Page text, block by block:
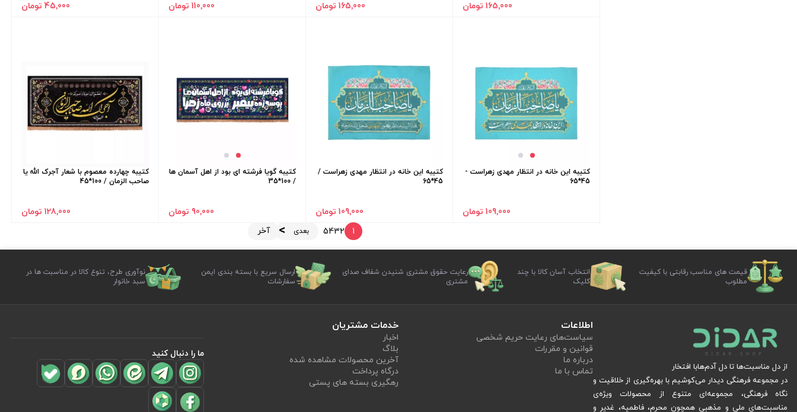
165٬000 تومان 165٬000 تومان 110٬000 تومان 45٬000 تومان
کتیبه این خانه در انتظار مهدی زهراست -
45*65
109٬000 تومان
کتیبه این خانه در انتظار مهدی زهراست /
45*65
109٬000 تومان
کتیبه گویا فرشته ای بود از اهل آسمان ها
/ 100*35
90٬000 تومان
کتیبه چهارده معصوم با شعار آجرک الله یا
صاحب الزمان / 100*45
128٬000 تومان
1
2
3
4
5 بعدی آخر
قیمت های مناسب رقابتی با کیفیت
مطلوب
انتخاب آسان کالا با چند
کلیک
رعایت حقوق مشتری شنیدن شفاف صدای
مشتری
ارسال سریع با بسته بندی ایمن
سفارشات
نوآوری طرح، تنوع کالا در مناسبت ها در
سبد خانوار
از دل مناسبت‌ها تا دل آدم‌هابا افتخار
در مجموعه فرهنگی دیدار می‌کوشیم با بهره‌گیری از خلاقیت و
نگاه فرهنگی، مجموعه‌ای متنوع از محصولات ویژه‌ی
مناسبت‌های ملی و مذهبی همچون محرم، فاطمیه، غدیر و
اطلاعات
سیاست‏‌های رعایت حریم شخصی
قوانین و مقررات
درباره ما
تماس با ما
خدمات مشتریان
اخبار
بلاگ
آخرین محصولات مشاهده شده
درگاه پرداخت
رهگیری بسته های پستی
ما را دنبال کنید